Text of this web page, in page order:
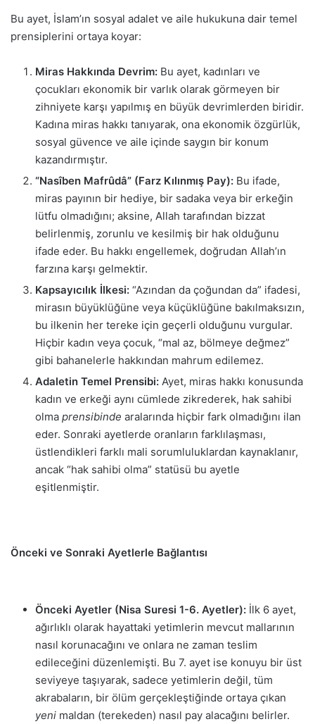
Bu ayet, İslam’ın sosyal adalet ve aile hukukuna dair temel
prensiplerini ortaya koyar:
Miras Hakkında Devrim: Bu ayet, kadınları ve
çocukları ekonomik bir varlık olarak görmeyen bir
zihniyete karşı yapılmış en büyük devrimlerden biridir.
Kadına miras hakkı tanıyarak, ona ekonomik özgürlük,
sosyal güvence ve aile içinde saygın bir konum
kazandırmıştır.
“Nasîben Mafrûdâ” (Farz Kılınmış Pay): Bu ifade,
miras payının bir hediye, bir sadaka veya bir erkeğin
lütfu olmadığını; aksine, Allah tarafından bizzat
belirlenmiş, zorunlu ve kesilmiş bir hak olduğunu
ifade eder. Bu hakkı engellemek, doğrudan Allah’ın
farzına karşı gelmektir.
Kapsayıcılık İlkesi: “Azından da çoğundan da” ifadesi,
mirasın büyüklüğüne veya küçüklüğüne bakılmaksızın,
bu ilkenin her tereke için geçerli olduğunu vurgular.
Hiçbir kadın veya çocuk, “mal az, bölmeye değmez”
gibi bahanelerle hakkından mahrum edilemez.
Adaletin Temel Prensibi: Ayet, miras hakkı konusunda
kadın ve erkeği aynı cümlede zikrederek, hak sahibi
olma prensibinde aralarında hiçbir fark olmadığını ilan
eder. Sonraki ayetlerde oranların farklılaşması,
üstlendikleri farklı mali sorumluluklardan kaynaklanır,
ancak “hak sahibi olma” statüsü bu ayetle
eşitlenmiştir.
Önceki ve Sonraki Ayetlerle Bağlantısı
Önceki Ayetler (Nisa Suresi 1-6. Ayetler): İlk 6 ayet,
ağırlıklı olarak hayattaki yetimlerin mevcut mallarının
nasıl korunacağını ve onlara ne zaman teslim
edileceğini düzenlemişti. Bu 7. ayet ise konuyu bir üst
seviyeye taşıyarak, sadece yetimlerin değil, tüm
akrabaların, bir ölüm gerçekleştiğinde ortaya çıkan
yeni maldan (terekeden) nasıl pay alacağını belirler.